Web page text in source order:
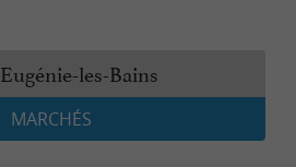
Eugénie-les-Bains
MARCHÉS